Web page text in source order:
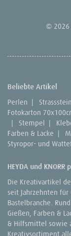
© 2026
Beliebte Artikel
Perlen |
Fotokarton
|
Stempel |
Farben & Lacke |
Styropor- und
HEYDA und KNORR
Die Kreativartikel
seit Jahrzehnten
Bastelbranche.
Gießen, Farben &
& Hilfsmittel sowie
Kreativsortiment